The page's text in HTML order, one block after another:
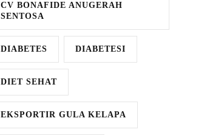
CV BONAFIDE ANUGERAH
SENTOSA
DIABETES DIABETESI
DIET SEHAT
EKSPORTIR GULA KELAPA